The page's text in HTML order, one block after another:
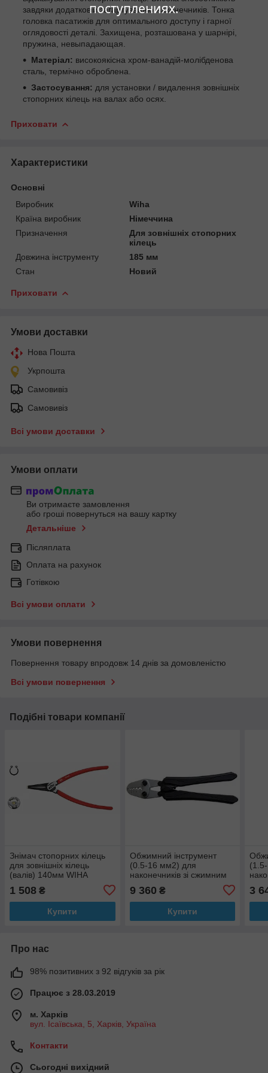
поступлениях.
завдяки додатковій загартуванню наконечників. Тонка
головка пасатижів для оптимального доступу і гарної
оглядовості деталі. Захищена, розташована у шарнірі,
пружина, невыпадающая.
Матеріал: високоякісна хром-ванадій-молібденова
сталь, термічно оброблена.
Застосування: для установки / видалення зовнішніх
стопорних кілець на валах або осях.
Приховати
Характеристики
Основні
Виробник
Wiha
Країна виробник
Німеччина
Призначення
Для зовнішніх стопорних
кілець
Довжина інструменту
185 мм
Стан
Новий
Приховати
Умови доставки
Нова Пошта
Укрпошта
Самовивіз
Самовивіз
Всі умови доставки
Умови оплати
Ви отримаєте замовлення
або гроші повернуться на вашу картку
Детальніше
Післяплата
Оплата на рахунок
Готівкою
Всі умови оплати
Умови повернення
Повернення товару впродовж 14 днів за домовленістю
Всі умови повернення
Подібні товари компанії
Знімач стопорних кілець
для зовнішніх кілець
(валів) 140мм WIHA
1 508 ₴
Купити
Обжимний інструмент
(0.5-16 мм2) для
наконечників зі сжимним
кільцем (Haupa) 210799
9 360 ₴
Купити
3
Про нас
98% позитивних з 92 відгуків за рік
Працює з 28.03.2019
м. Харків
вул. Ісаївська, 5, Харків, Україна
Контакти
Сьогодні вихідний